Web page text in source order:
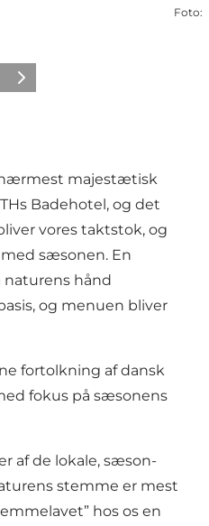
Foto:
Næste
majestætisk
Badehotel, og det
vores taktstok, og
sæsonen. En
naturens hånd
og menuen bliver
fortolkning af dansk
fokus på sæsonens
af de lokale, sæson-
stemme er mest
hos os en